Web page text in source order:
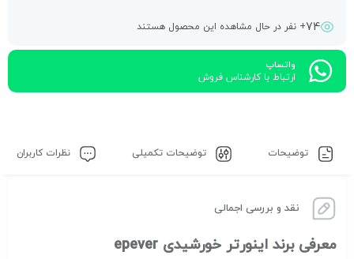
74+ نفر در حال مشاهده این محصول هستند
واتساپ
ارتباط با کارشناس فروش
توضیحات توضیحات تکمیلی نظرات کاربران
نقد و بررسی اجمالی
معرفی برند اینورتر خورشیدی epever